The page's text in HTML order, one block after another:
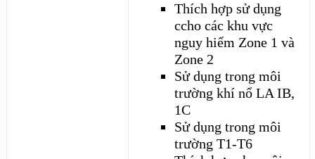
Thích hợp sử dụng
ccho các khu vực
nguy hiểm Zone 1 và
Zone 2
Sử dụng trong môi
trường khí nổ LA IB,
1C
Sử dụng trong môi
trường T1-T6